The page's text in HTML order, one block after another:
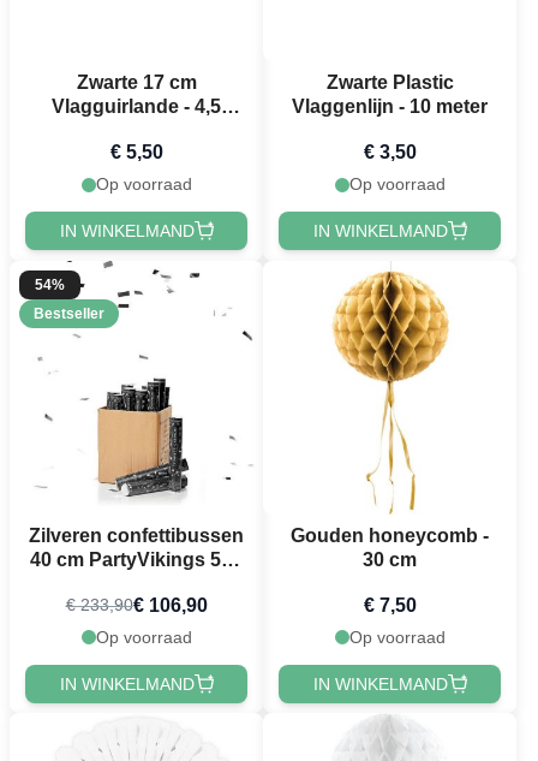
Zwarte 17 cm
Vlagguirlande - 4,5
€ 5,50
Op voorraad
IN WINKELMAND
Zwarte Plastic
Vlaggenlijn - 10 meter
€ 3,50
Op voorraad
IN WINKELMAND
54%
Bestseller
Zilveren confettibussen
40 cm PartyVikings 50x
€ 233,90€ 106,90
Op voorraad
IN WINKELMAND
Gouden honeycomb -
30 cm
€ 7,50
Op voorraad
IN WINKELMAND